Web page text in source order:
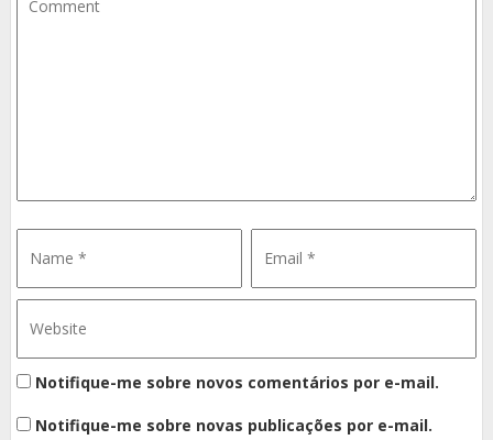
Notifique-me sobre novos comentários por e-mail.
Notifique-me sobre novas publicações por e-mail.